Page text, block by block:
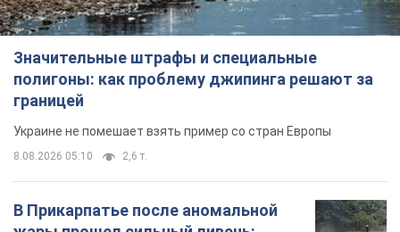
Значительные штрафы и специальные
полигоны: как проблему джипинга решают за
границей
Украине не помешает взять пример со стран Европы
8.08.2026 05:10 2,6 т.
В Прикарпатье после аномальной